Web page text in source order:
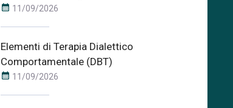
calendar_month 11/09/2026
Elementi di Terapia Dialettico
Comportamentale (DBT)
calendar_month 11/09/2026